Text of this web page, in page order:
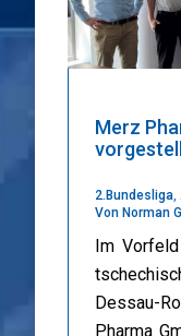
Merz
2.Bundesliga,
Von Norman
Im
Dessau-
Pharma